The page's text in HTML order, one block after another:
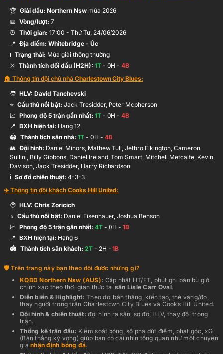
🏆 Giải đấu: Northern Nsw mùa 2026
📅 Vòng/lượt: 7
⏰ Thời gian: 17:00 - Thứ Tư, 24/06/2026
📍 Địa điểm: Whitebridge - Úc
ℹ️ Trạng thái: Mùa giải thông thường
⚔️ Thành tích đối đầu (H2H): 1T - 0H - 4B
🏠 Thông tin đội chủ nhà Charlestown City Blues:
🧑 HLV: David Tanchevski
⭐ Cầu thủ nổi bật: Jack Tresidder, Peter Mcpherson
📈 Phong độ 5 trận gần nhất: 1T - 0H - 4B
📍 BXH hiện tại: Hạng 12
🏟️ Thành tích sân nhà: 1T - 0H - 4B
👥 Đội hình: Daniel Minors, Mathew Tull, Jethro Elkington, Cameron
Sullini, Billy Gibbons, Daniel Ireland, Tom Smart, Mitchell Metcalfe, Kevin
Davison, Jack Tresidder, Harry Richardson
ℹ️️ Sơ đồ chiến thuật: 4-3-3
✈️ Thông tin đội khách Cooks Hill United:
🧑 HLV: Chris Zoricich
⭐ Cầu thủ nổi bật: Daniel Eisenhauer, Joshua Benson
📈 Phong độ 5 trận gần nhất: 4T - 0H - 1B
📍 BXH hiện tại: Hạng 6
🏟️ Thành tích sân khách: 2T - 2H - 1B
Trên trang này bạn theo dõi được những gì?
KQBDNorthern Nsw (AUS): Cập nhật HT/FT, phút ghi bàn bù giờ
chính xác theo thời gian thực tại sân Lisle Carr Oval.
Diễn biến & Highlight: Theo dõi bàn thắng, kiến tạo, thẻ vàng/đỏ,
thay người trong trận Charlestown City Blues và Cooks Hill United.
Đội hình & chiến thuật:đội hình ra sân, sơ đồ, HLV, thay đổi trong
trận.
Thống kê trận đấu: Kiểm soát bóng, số pha dứt điểm, phạt góc, xG
(Bàn thắng kỳ vọng) giúp bạn có cái nhìn tổng quan như một chuyên
gia nhận định bóng đá.